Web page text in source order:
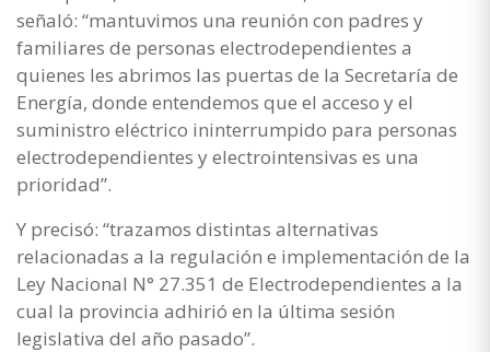
señaló: “mantuvimos una reunión con padres y
familiares de personas electrodependientes a
quienes les abrimos las puertas de la Secretaría de
Energía, donde entendemos que el acceso y el
suministro eléctrico ininterrumpido para personas
electrodependientes y electrointensivas es una
prioridad”.
Y precisó: “trazamos distintas alternativas
relacionadas a la regulación e implementación de la
Ley Nacional N° 27.351 de Electrodependientes a la
cual la provincia adhirió en la última sesión
legislativa del año pasado”.